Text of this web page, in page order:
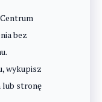
bez
wykupisz
lub stronę